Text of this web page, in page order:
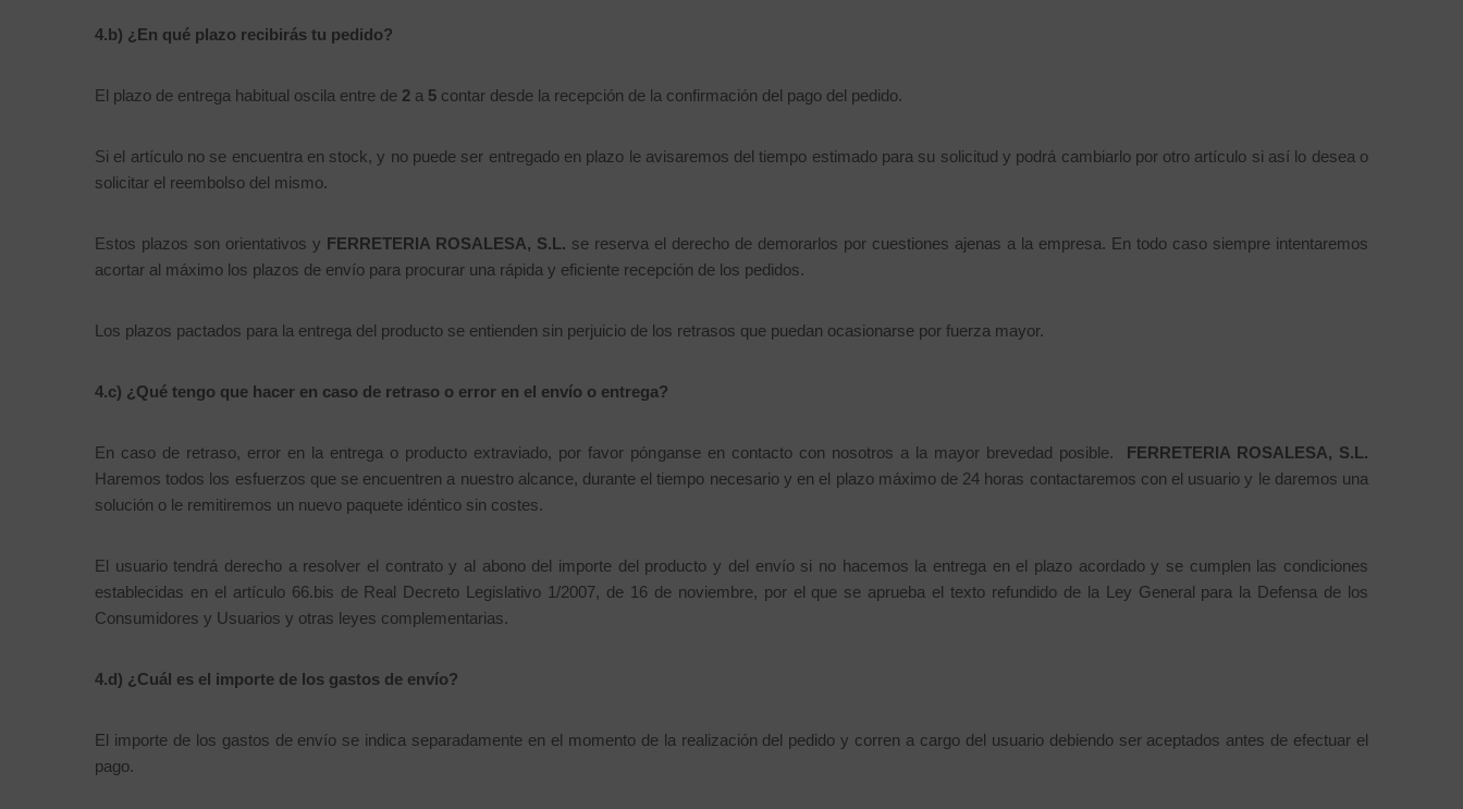
4.b) ¿En qué plazo recibirás tu pedido?
El plazo de entrega habitual oscila entre de 2 a 5 contar desde la recepción de la confirmación del pago del pedido.
Si el artículo no se encuentra en stock, y no puede ser entregado en plazo le avisaremos del tiempo estimado para su solicitud y podrá cambiarlo por otro artículo si así lo desea o
solicitar el reembolso del mismo.
Estos plazos son orientativos y FERRETERIA ROSALESA, S.L. se reserva el derecho de demorarlos por cuestiones ajenas a la empresa. En todo caso siempre intentaremos
acortar al máximo los plazos de envío para procurar una rápida y eficiente recepción de los pedidos.
Los plazos pactados para la entrega del producto se entienden sin perjuicio de los retrasos que puedan ocasionarse por fuerza mayor.
4.c) ¿Qué tengo que hacer en caso de retraso o error en el envío o entrega?
En caso de retraso, error en la entrega o producto extraviado, por favor pónganse en contacto con nosotros a la mayor brevedad posible. FERRETERIA ROSALESA, S.L.
Haremos todos los esfuerzos que se encuentren a nuestro alcance, durante el tiempo necesario y en el plazo máximo de 24 horas contactaremos con el usuario y le daremos una
solución o le remitiremos un nuevo paquete idéntico sin costes.
El usuario tendrá derecho a resolver el contrato y al abono del importe del producto y del envío si no hacemos la entrega en el plazo acordado y se cumplen las condiciones
establecidas en el artículo 66.bis de Real Decreto Legislativo 1/2007, de 16 de noviembre, por el que se aprueba el texto refundido de la Ley General para la Defensa de los
Consumidores y Usuarios y otras leyes complementarias.
4.d) ¿ Cuál es el importe de los gastos de envío?
El importe de los gastos de envío se indica separadamente en el momento de la realización del pedido y corren a cargo del usuario debiendo ser aceptados antes de efectuar el
pago.